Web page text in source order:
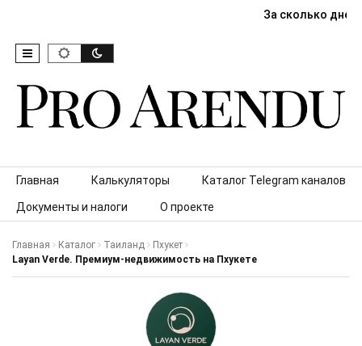
За сколько дней
Skip to content
Главная Калькуляторы Каталог Telegram каналов
Документы и налоги О проекте
Главная Каталог Таиланд
Пхукет
Layan Verde. Премиум-недвижимость на Пхукете